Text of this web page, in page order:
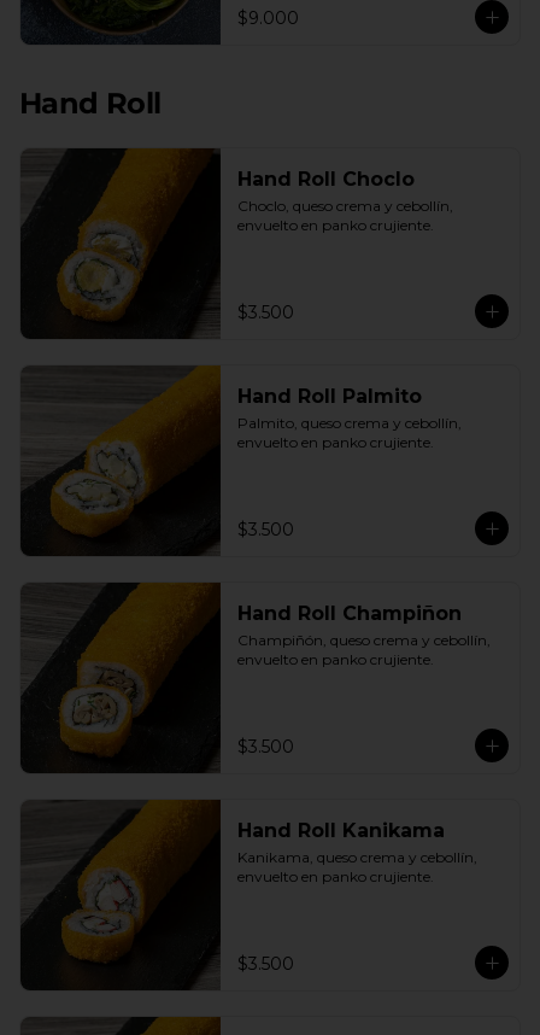
$9.000
Hand Roll
Hand Roll Choclo
Choclo, queso crema y cebollín,
envuelto en panko crujiente.
$3.500
Hand Roll Palmito
Palmito, queso crema y cebollín,
envuelto en panko crujiente.
$3.500
Hand Roll Champiñon
Champiñón, queso crema y cebollín,
envuelto en panko crujiente.
$3.500
Hand Roll Kanikama
Kanikama, queso crema y cebollín,
envuelto en panko crujiente.
$3.500